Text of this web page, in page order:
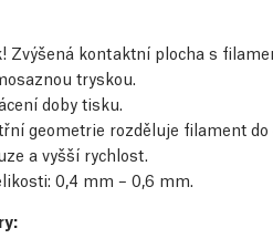
Zvýšená kontaktní plocha s
tryskou.
doby tisku.
geometrie rozděluje filament do
a vyšší rychlost.
0,4 mm – 0,6 mm.
: